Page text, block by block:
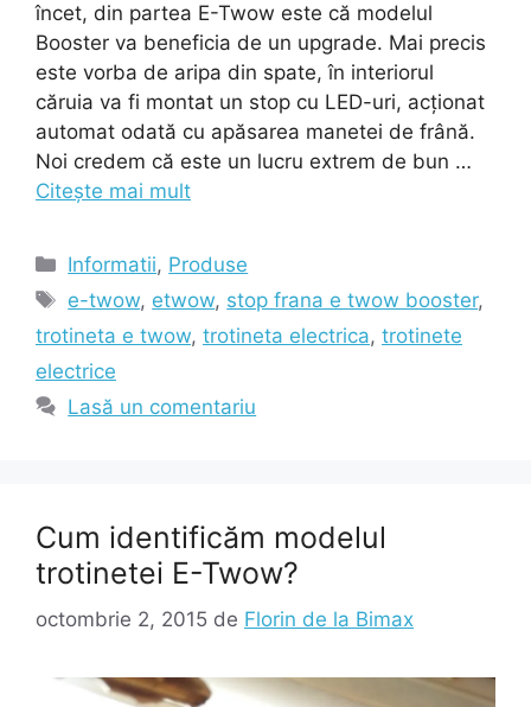
încet, din partea E-Twow este că modelul
Booster va beneficia de un upgrade. Mai precis
este vorba de aripa din spate, în interiorul
căruia va fi montat un stop cu LED-uri, acționat
automat odată cu apăsarea manetei de frână.
Noi credem că este un lucru extrem de bun …
Citește mai mult
Categorii
Informatii, Produse
Etichete
e-twow, etwow, stop frana e twow booster,
trotineta e twow, trotineta electrica, trotinete
electrice
Lasă un comentariu
Cum identificăm modelul
trotinetei E-Twow?
octombrie 2, 2015 de Florin de la Bimax